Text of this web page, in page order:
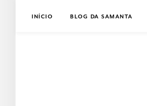
INÍCIO BLOG DA SAMANTA